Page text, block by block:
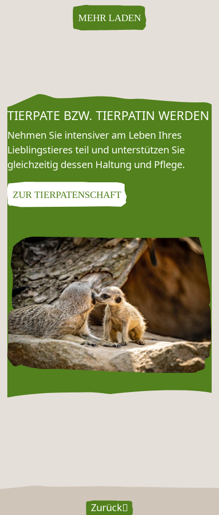
MEHR LADEN
TIERPATE BZW. TIERPATIN WERDEN
Nehmen Sie intensiver am Leben Ihres
Lieblingstieres teil und unterstützen Sie
gleichzeitig dessen Haltung und Pflege.
ZUR TIERPATENSCHAFT
Zurück